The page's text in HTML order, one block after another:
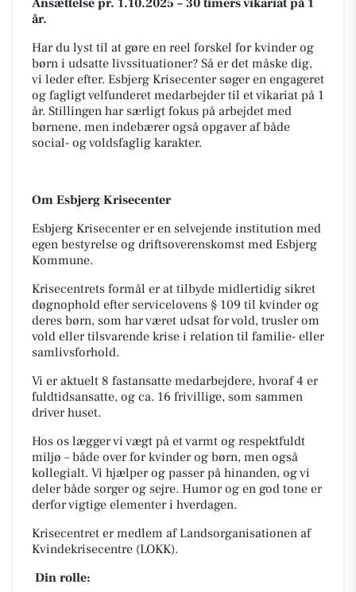
Ansættelse pr. 1.10.2025 – 30 timers vikariat på 1
år.
Har du lyst til at gøre en reel forskel for kvinder og
børn i udsatte livssituationer? Så er det måske dig,
vi leder efter. Esbjerg Krisecenter søger en engageret
og fagligt velfunderet medarbejder til et vikariat på 1
år. Stillingen har særligt fokus på arbejdet med
børnene, men indebærer også opgaver af både
social- og voldsfaglig karakter.
Om Esbjerg Krisecenter
Esbjerg Krisecenter er en selvejende institution med
egen bestyrelse og driftsoverenskomst med Esbjerg
Kommune.
Krisecentrets formål er at tilbyde midlertidig sikret
døgnophold efter servicelovens § 109 til kvinder og
deres børn, som har været udsat for vold, trusler om
vold eller tilsvarende krise i relation til familie- eller
samlivsforhold.
Vi er aktuelt 8 fastansatte medarbejdere, hvoraf 4 er
fuldtidsansatte, og ca. 16 frivillige, som sammen
driver huset.
Hos os lægger vi vægt på et varmt og respektfuldt
miljø – både over for kvinder og børn, men også
kollegialt. Vi hjælper og passer på hinanden, og vi
deler både sorger og sejre. Humor og en god tone er
derfor vigtige elementer i hverdagen.
Krisecentret er medlem af Landsorganisationen af
Kvindekrisecentre (LOKK).
Din rolle: